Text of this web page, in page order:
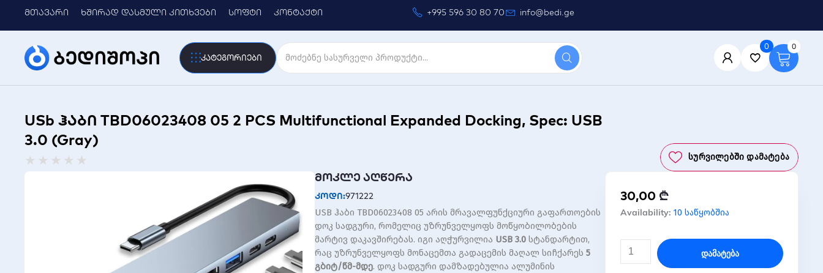
მთავარი ხშირად დასმული კითხვები სოფტი კონტაქტი +995 596 30 80 70 info@bedi.ge
კატეგორიები
0
0
USb ჰაბი TBD06023408 05 2 PCS Multifunctional Expanded Docking, Spec: USB
3.0 (Gray)
★ ★ ★ ★ ★ Სურვილებში Დამატება
მოკლე აღწერა
კოდი:971222
USB ჰაბი TBD06023408 05 არის მრავალფუნქციური გაფართოების
დოკ სადგური, რომელიც უზრუნველყოფს მოწყობილობების
მარტივ დაკავშირებას. იგი აღჭურვილია USB 3.0 სტანდარტით,
რაც უზრუნველყოფს მონაცემთა გადაცემის მაღალ სიჩქარეს 5
გბიტ/წმ-მდე. დოკ სადგური დამზადებულია ალუმინის
30,00 ₾
Availability: 10 საწყობშია
რაოდენობა:
TBD06023408
05
Დამატება